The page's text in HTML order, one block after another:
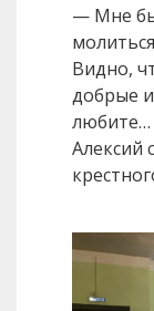
— Мне
Видно,
добрые
любите…
Алексий